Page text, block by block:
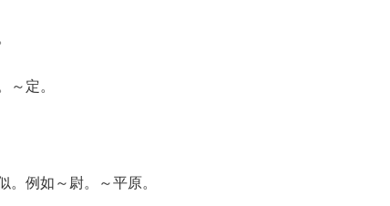
定。
例如～尉。～平原。